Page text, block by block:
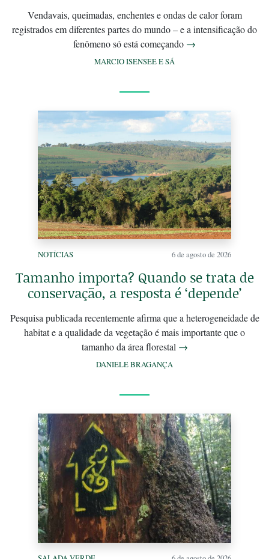
Vendavais, queimadas, enchentes e ondas de calor foram
registrados em diferentes partes do mundo – e a intensificação do
fenômeno só está começando →
MARCIO ISENSEE E SÁ
NOTÍCIAS 6 de agosto de 2026
Tamanho importa? Quando se trata de
conservação, a resposta é ‘depende’
Pesquisa publicada recentemente afirma que a heterogeneidade de
habitat e a qualidade da vegetação é mais importante que o
tamanho da área florestal →
DANIELE BRAGANÇA